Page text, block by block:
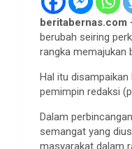
beritabernas.com
berubah seiring
rangka memajukan
Hal itu
pemimpin redaksi
Dalam
semangat yang
masyarakat dalam